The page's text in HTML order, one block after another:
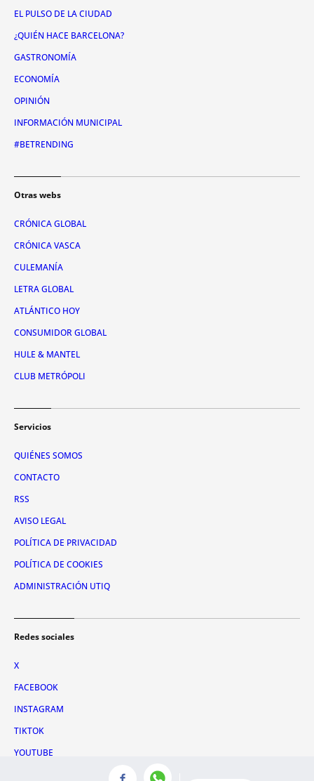
EL PULSO DE LA CIUDAD
¿QUIÉN HACE BARCELONA?
GASTRONOMÍA
ECONOMÍA
OPINIÓN
INFORMACIÓN MUNICIPAL
#BETRENDING
Otras webs
CRÓNICA GLOBAL
CRÓNICA VASCA
CULEMANÍA
LETRA GLOBAL
ATLÁNTICO HOY
CONSUMIDOR GLOBAL
HULE & MANTEL
CLUB METRÓPOLI
Servicios
QUIÉNES SOMOS
CONTACTO
RSS
AVISO LEGAL
POLÍTICA DE PRIVACIDAD
POLÍTICA DE COOKIES
ADMINISTRACIÓN UTIQ
Redes sociales
X
FACEBOOK
INSTAGRAM
TIKTOK
YOUTUBE